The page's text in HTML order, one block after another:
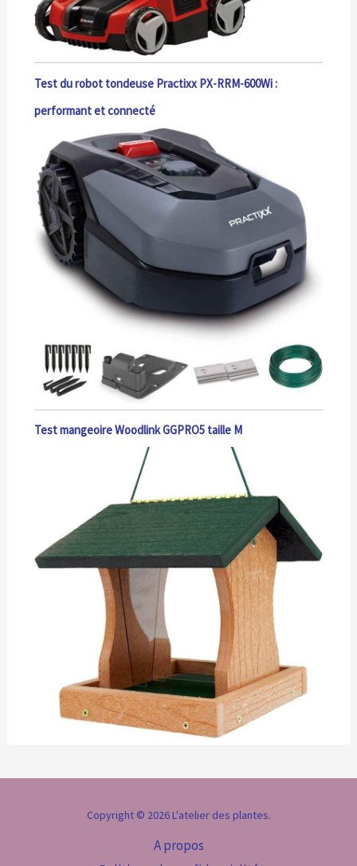
Test du robot tondeuse Practixx PX-RRM-600Wi :
performant et connecté
Test mangeoire Woodlink GGPRO5 taille M
Copyright © 2026 L'atelier des plantes.
A propos